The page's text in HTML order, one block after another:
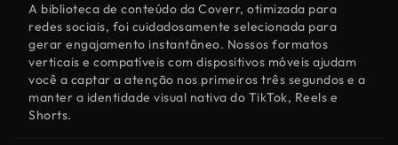
A biblioteca de conteúdo da Coverr, otimizada para
redes sociais, foi cuidadosamente selecionada para
gerar engajamento instantâneo. Nossos formatos
verticais e compatíveis com dispositivos móveis ajudam
você a captar a atenção nos primeiros três segundos e a
manter a identidade visual nativa do TikTok, Reels e
Shorts.